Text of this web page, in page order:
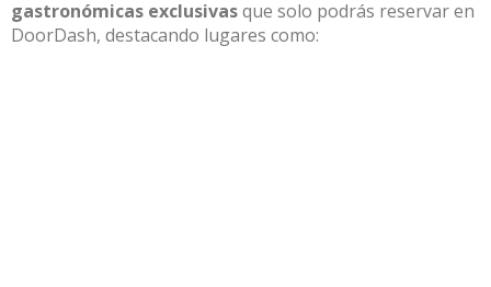
gastronómicas exclusivasque solo podrás reservar en
DoorDash, destacando lugares como: